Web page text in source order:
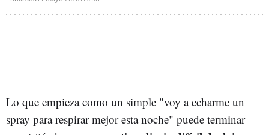
Lo que empieza como un simple "voy a echarme un
spray para respirar mejor esta noche" puede terminar